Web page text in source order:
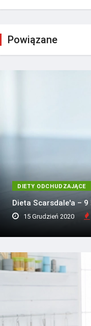
Powiązane
DIETY ODCHUDZAJĄCE
Dieta Scarsdale'a –
15 Grudzień 2020